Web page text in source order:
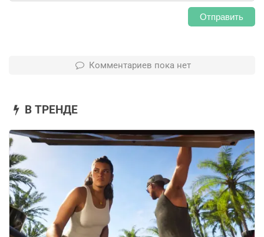
Отправить
Комментариев пока нет
В ТРЕНДЕ